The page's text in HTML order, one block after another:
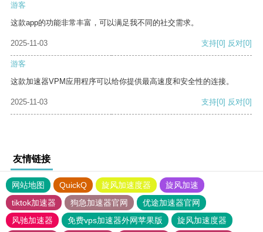
游客
这款app的功能非常丰富，可以满足我不同的社交需求。
2025-11-03 支持[0] 反对[0]
游客
这款加速器VPM应用程序可以给你提供最高速度和安全性的连接。
2025-11-03 支持[0] 反对[0]
友情链接
网站地图 QuickQ 旋风加速度器
旋风加速
tiktok加速器
狗急加速器官网
优途加速器官网
风驰加速器
免费vps加速器外网苹果版
旋风加速度器